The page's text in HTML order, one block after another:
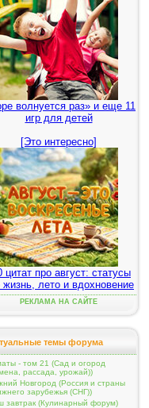
волнуется раз» и еще 11
игр для детей
[Это интересно]
цитат про август: статусы
жизнь, лето и вдохновение
РЕКЛАМА НА САЙТЕ
темы форума
- том 21 (Сад и огород
рассада, урожай))
Новгород (Россия и страны
зарубежья (СНГ))
завтрак (Кулинарный форум)